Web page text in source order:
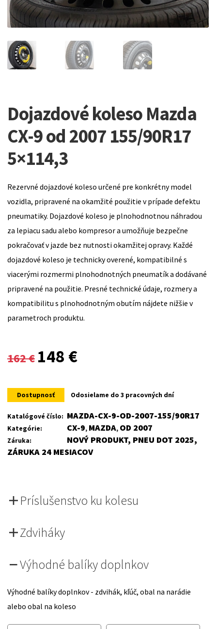
Dojazdové koleso Mazda
CX-9 od 2007 155/90R17
5×114,3
Rezervné dojazdové koleso určené pre konkrétny model
vozidla, pripravené na okamžité použitie v prípade defektu
pneumatiky. Dojazdové koleso je plnohodnotnou náhradou
za lepiacu sadu alebo kompresor a umožňuje bezpečne
pokračovať v jazde bez nutnosti okamžitej opravy. Každé
dojazdové koleso je technicky overené, kompatibilné s
viacerými rozmermi plnohodnotných pneumatík a dodávané
pripravené na použitie. Presné technické údaje, rozmery a
kompatibilitu s plnohodnotným obutím nájdete nižšie v
parametroch produktu.
162€
Original
was:
162 €.
148 €
is:
148 €.
Dostupnosť Odosielame do 3 pracovných dní
Katalógové číslo: MAZDA-CX-9-OD-2007-155/90R17
Kategórie: CX-9, MAZDA, OD 2007
Záruka:
NOVÝ PRODUKT, PNEU DOT 2025,
ZÁRUKA 24 MESIACOV
Príslušenstvo ku kolesu
Zdviháky
Výhodné balíky doplnkov
Výhodné balíky doplnkov - zdvihák, kľúč, obal na narádie
alebo obal na koleso